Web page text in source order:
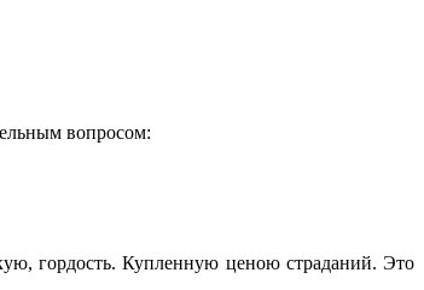
вопросом:
гордость. Купленную ценою страданий. Это